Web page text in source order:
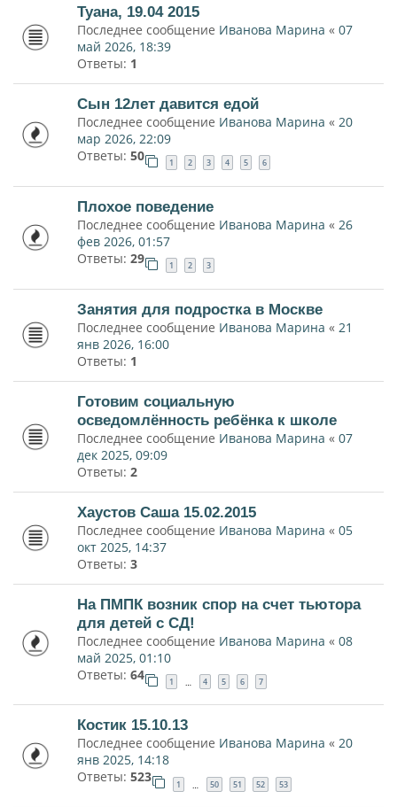
Туана, 19.04 2015
Последнее сообщение Иванова Марина « 07
май 2026, 18:39
Ответы: 1
Сын 12лет давится едой
Последнее сообщение Иванова Марина « 20
мар 2026, 22:09
Ответы: 50 1 2 3 4 5 6
Плохое поведение
Последнее сообщение Иванова Марина « 26
фев 2026, 01:57
Ответы: 29 1 2 3
Занятия для подростка в Москве
Последнее сообщение Иванова Марина « 21
янв 2026, 16:00
Ответы: 1
Готовим социальную
осведомлённость ребёнка к школе
Последнее сообщение Иванова Марина « 07
дек 2025, 09:09
Ответы: 2
Хаустов Саша 15.02.2015
Последнее сообщение Иванова Марина « 05
окт 2025, 14:37
Ответы: 3
На ПМПК возник спор на счет тьютора
для детей с СД!
Последнее сообщение Иванова Марина « 08
май 2025, 01:10
Ответы: 64 1 … 4 5 6 7
Костик 15.10.13
Последнее сообщение Иванова Марина « 20
янв 2025, 14:18
Ответы: 523 1 … 50 51 52 53